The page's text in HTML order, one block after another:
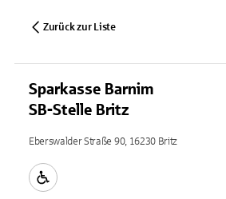
Zurück zur Liste
Sparkasse Barnim
SB-Stelle Britz
Eberswalder Straße 90, 16230 Britz